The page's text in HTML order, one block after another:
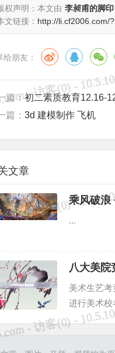
权声明：本文由 李昶甫的脚印
文链接： http://li.cf2006.com/
给朋友：
篇：初二素质教育12.16-
篇： 3d 建模制作 飞机
文章
乘风破浪
...
八大美院
美术生艺
进行美术
导致艺考竞